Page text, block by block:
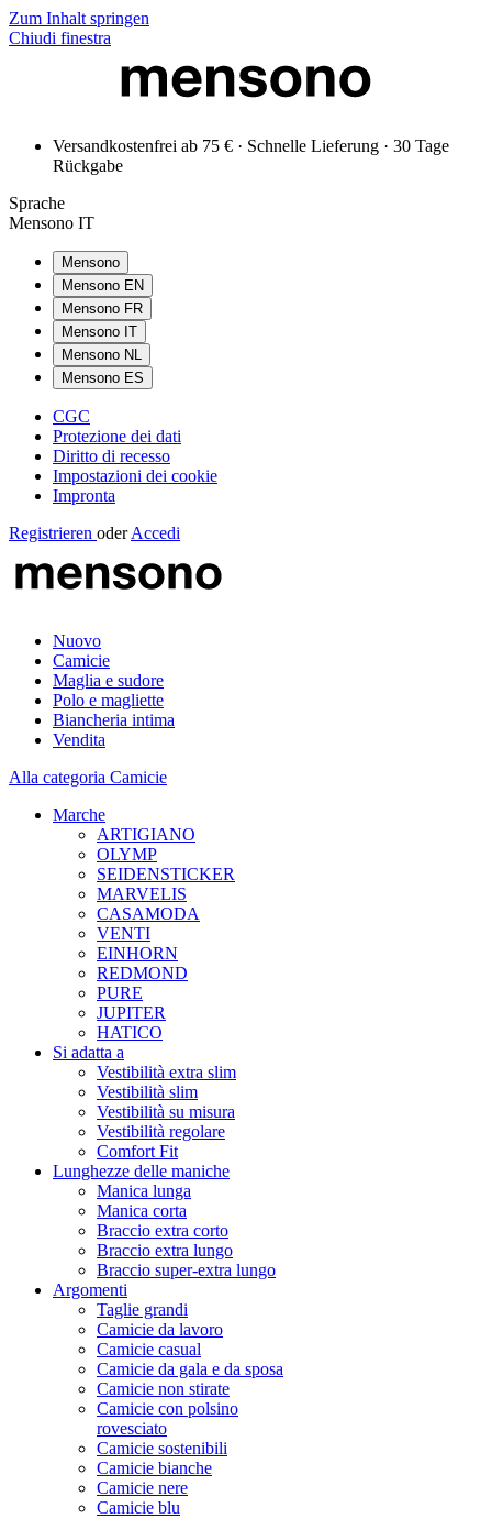
Zum Inhalt springen
Chiudi finestra
Versandkostenfrei ab 75 € · Schnelle Lieferung · 30 Tage
Rückgabe
Sprache
Mensono IT
Mensono
Mensono EN
Mensono FR
Mensono IT
Mensono NL
Mensono ES
CGC
Protezione dei dati
Diritto di recesso
Impostazioni dei cookie
Impronta
Registrieren oder Accedi
Nuovo
Camicie
Maglia e sudore
Polo e magliette
Biancheria intima
Vendita
Alla categoria Camicie
Marche
ARTIGIANO
OLYMP
SEIDENSTICKER
MARVELIS
CASAMODA
VENTI
EINHORN
REDMOND
PURE
JUPITER
HATICO
Si adatta a
Vestibilità extra slim
Vestibilità slim
Vestibilità su misura
Vestibilità regolare
Comfort Fit
Lunghezze delle maniche
Manica lunga
Manica corta
Braccio extra corto
Braccio extra lungo
Braccio super-extra lungo
Argomenti
Taglie grandi
Camicie da lavoro
Camicie casual
Camicie da gala e da sposa
Camicie non stirate
Camicie con polsino
rovesciato
Camicie sostenibili
Camicie bianche
Camicie nere
Camicie blu